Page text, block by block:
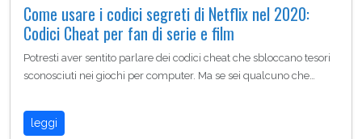
Come usare i codici segreti di Netflix nel 2020:
Codici Cheat per fan di serie e film
Potresti aver sentito parlare dei codici cheat che sbloccano tesori
sconosciuti nei giochi per computer. Ma se sei qualcuno che…
leggi